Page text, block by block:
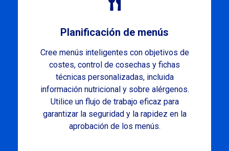
Planificación de menús
Cree menús inteligentes con objetivos de
costes, control de cosechas y fichas
técnicas personalizadas, incluida
información nutricional y sobre alérgenos.
Utilice un flujo de trabajo eficaz para
garantizar la seguridad y la rapidez en la
aprobación de los menús.